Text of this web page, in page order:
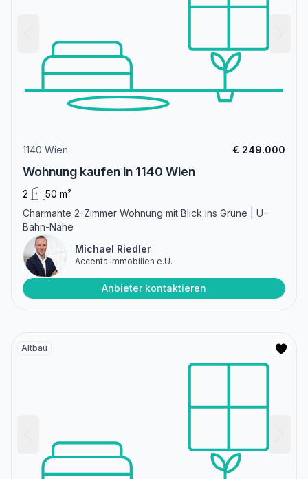
1140 Wien € 249.000
Wohnung kaufen in 1140 Wien
2
50 m²
Charmante 2-Zimmer Wohnung mit Blick ins Grüne | U-
Bahn-Nähe
Michael Riedler
Accenta Immobilien e.U.
Anbieter kontaktieren
Altbau